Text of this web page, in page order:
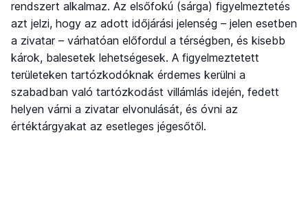
rendszert alkalmaz. Az elsőfokú (sárga) figyelmeztetés
azt jelzi, hogy az adott időjárási jelenség – jelen esetben
a zivatar – várhatóan előfordul a térségben, és kisebb
károk, balesetek lehetségesek. A figyelmeztetett
területeken tartózkodóknak érdemes kerülni a
szabadban való tartózkodást villámlás idején, fedett
helyen várni a zivatar elvonulását, és óvni az
értéktárgyakat az esetleges jégesőtől.